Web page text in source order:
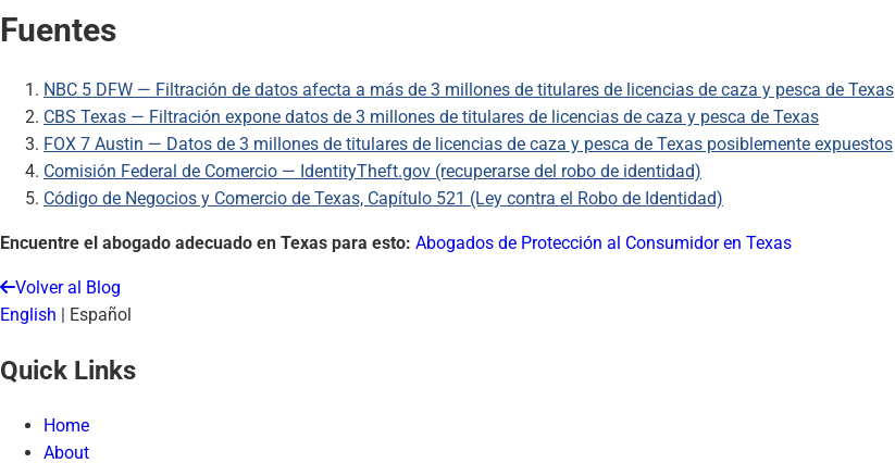
Fuentes
NBC 5 DFW — Filtración de datos afecta a más de 3 millones de titulares de licencias de caza y pesca de Texas
CBS Texas — Filtración expone datos de 3 millones de titulares de licencias de caza y pesca de Texas
FOX 7 Austin — Datos de 3 millones de titulares de licencias de caza y pesca de Texas posiblemente expuestos
Comisión Federal de Comercio — IdentityTheft.gov (recuperarse del robo de identidad)
Código de Negocios y Comercio de Texas, Capítulo 521 (Ley contra el Robo de Identidad)
Encuentre el abogado adecuado en Texas para esto: Abogados de Protección al Consumidor en Texas
Volver al Blog
English | Español
Quick Links
Home
About